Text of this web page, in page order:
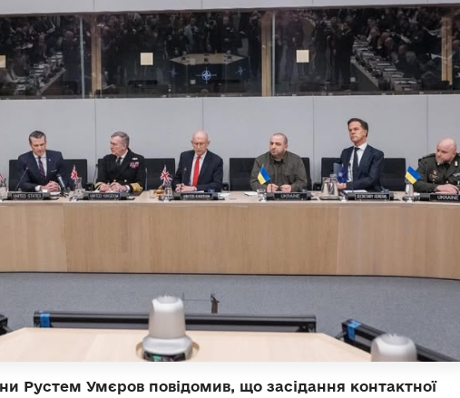
Рустем Умєров повідомив, що засідання контактної